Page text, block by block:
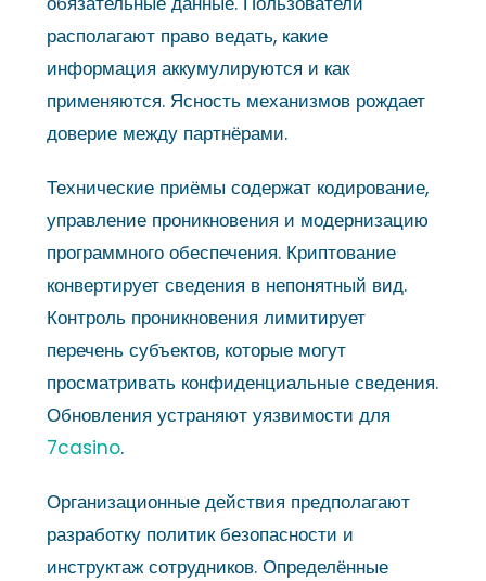
располагают право ведать, какие
информация аккумулируются и как
применяются. Ясность механизмов рождает
доверие между партнёрами.
Технические приёмы содержат кодирование,
управление проникновения и модернизацию
программного обеспечения. Криптование
конвертирует сведения в непонятный вид.
Контроль проникновения лимитирует
перечень субъектов, которые могут
просматривать конфиденциальные сведения.
Обновления устраняют уязвимости для
7casino.
Организационные действия предполагают
разработку политик безопасности и
инструктаж сотрудников. Определённые